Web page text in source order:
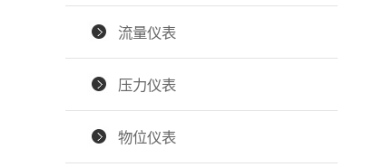
流量仪表
压力仪表
物位仪表